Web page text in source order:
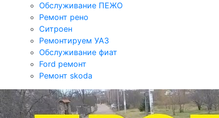
Обслуживание ПЕЖО
Ремонт рено
Ситроен
Ремонтируем УАЗ
Обслуживание фиат
Ford ремонт
Ремонт skoda